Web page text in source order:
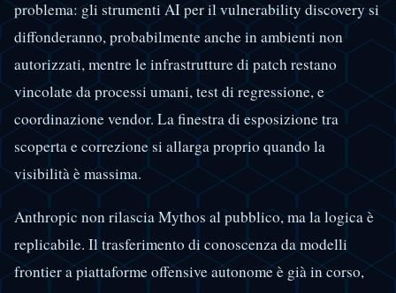
problema: gli strumenti AI per il vulnerability discovery si
diffonderanno, probabilmente anche in ambienti non
autorizzati, mentre le infrastrutture di patch restano
vincolate da processi umani, test di regressione, e
coordinazione vendor. La finestra di esposizione tra
scoperta e correzione si allarga proprio quando la
visibilità è massima.
Anthropic non rilascia Mythos al pubblico, ma la logica è
replicabile. Il trasferimento di conoscenza da modelli
frontier a piattaforme offensive autonome è già in corso,